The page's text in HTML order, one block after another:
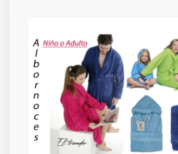
Colcha Maxi